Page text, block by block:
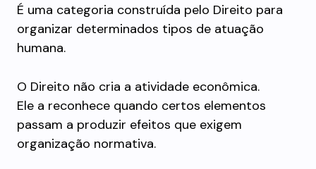
É uma categoria construída pelo Direito para
organizar determinados tipos de atuação
humana.
O Direito não cria a atividade econômica.
Ele a reconhece quando certos elementos
passam a produzir efeitos que exigem
organização normativa.